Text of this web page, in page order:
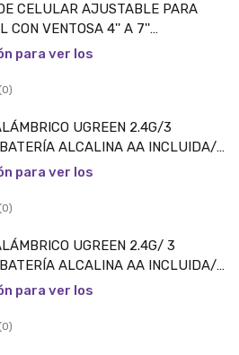
CELULAR AJUSTABLE PARA
CON VENTOSA 4'' A 7''
PIEZA
para ver los
(0)
UGREEN 2.4G/3
ALCALINA AA INCLUIDA/
PIEZA
para ver los
(0)
UGREEN 2.4G/ 3
ALCALINA AA INCLUIDA/
para ver los
(0)